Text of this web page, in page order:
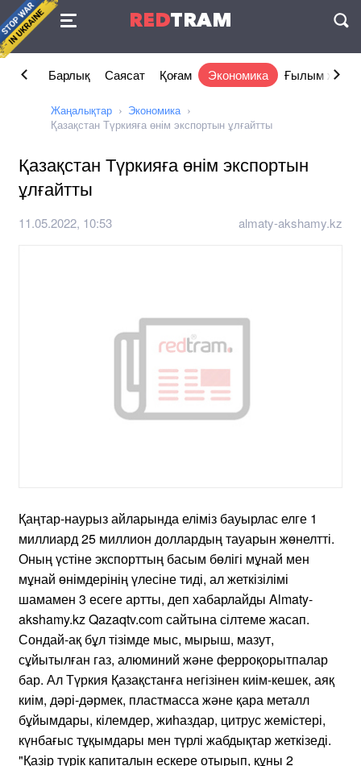
REDTRAM
Келісімі
Барлық Саясат Қоғам Экономика Ғылым және
Жаңалықтар
Экономика
Қазақстан Түркияға өнім экспортын ұлғайтты
Қазақстан Түркияға өнім экспортын
ұлғайтты
11.05.2022, 10:53 almaty-akshamy.kz
Қаңтар-наурыз айларында еліміз бауырлас елге 1
миллиард 25 миллион доллардың тауарын жөнелтті.
Оның үстіне экспорттың басым бөлігі мұнай мен
мұнай өнімдерінің үлесіне тиді, ал жеткізілімі
шамамен 3 есеге артты, деп хабарлайды Almaty-
akshamy.kz Qazaqtv.com сайтына сілтеме жасап.
Сондай-ақ бұл тізімде мыс, мырыш, мазут,
сұйытылған газ, алюминий және ферроқорытпалар
бар. Ал Түркия Қазақстанға негізінен киім-кешек, аяқ
киім, дәрі-дәрмек, пластмасса және қара металл
бұйымдары, кілемдер, жиһаздар, цитрус жемістері,
күнбағыс тұқымдары мен түрлі жабдықтар жеткізеді.
"Қазір түрік капиталын ескере отырып, құны 2